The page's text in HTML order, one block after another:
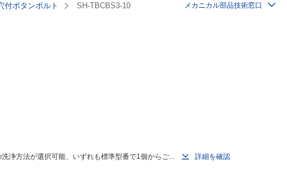
付ボタンボルト SH-TBCBS3-10 メカニカル部品技術窓口
浄方法が選択可能、いずれも標準型番で1個からご...
詳細を確認